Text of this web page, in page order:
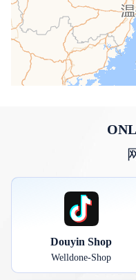
Douyin Shop
Welldone-Shop